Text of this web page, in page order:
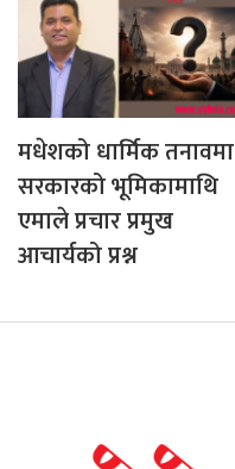
मधेशको धार्मिक तनावमा
सरकारको भूमिकामाथि
एमाले प्रचार प्रमुख
आचार्यको प्रश्न